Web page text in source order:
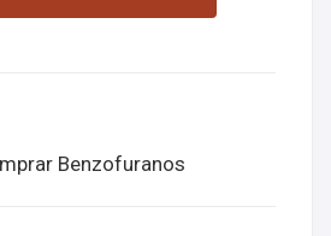
Benzofuranos